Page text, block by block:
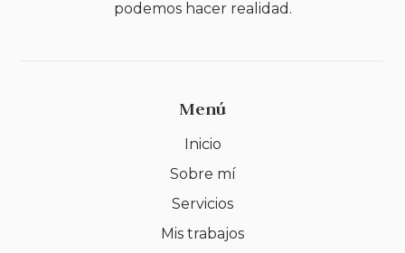
podemos hacer realidad.
Menú
Inicio
Sobre mí
Servicios
Mis trabajos